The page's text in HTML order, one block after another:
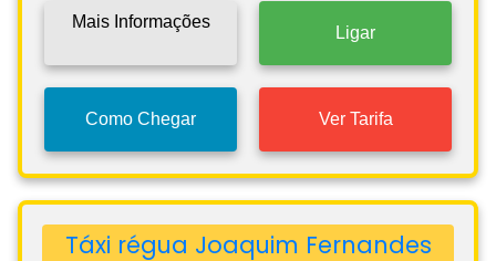
Mais Informações
Ligar
Como Chegar Ver Tarifa
Táxi régua Joaquim Fernandes